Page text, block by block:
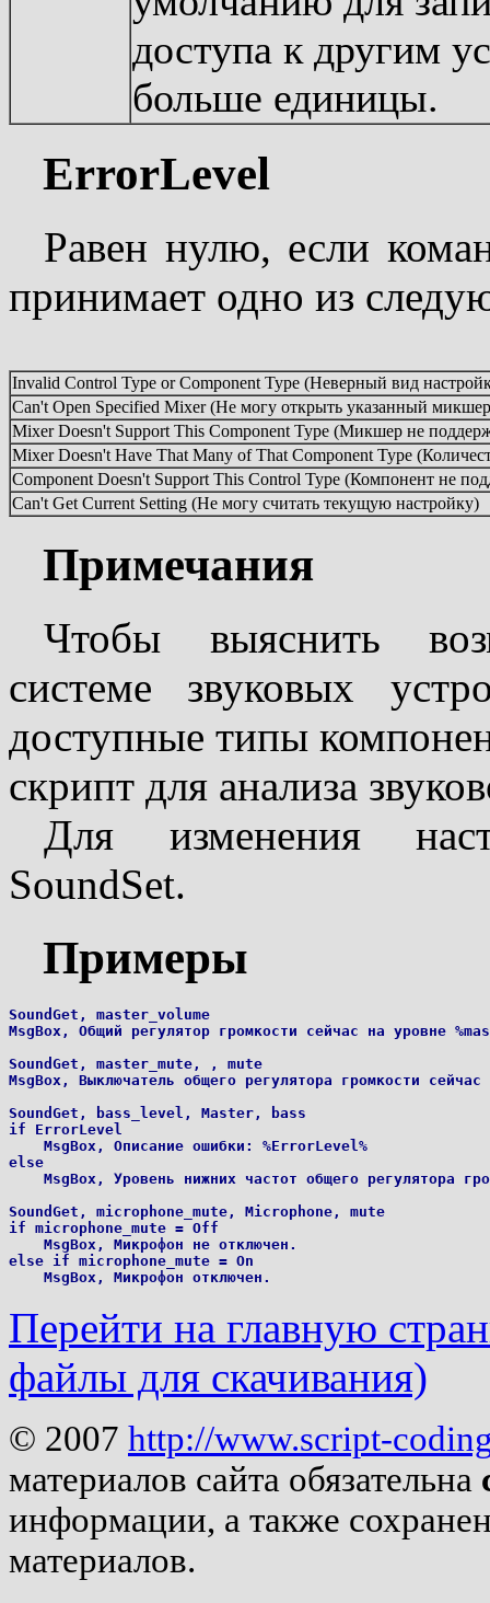
доступа к другим
больше единицы.
ErrorLevel
Равен нулю, если
принимает одно из
Invalid Control Type or Component Type (Неверный вид
Can't Open Specified Mixer (Не могу открыть указанный
Mixer Doesn't Support This Component Type (Микшер не
Mixer Doesn't Have That Many of That Component Type
Component Doesn't Support This Control Type (Компонент не
Can't Get Current Setting (Не могу считать текущую настройку)
Примечания
Чтобы выяснить
системе звуковых
доступные типы
скрипт для анализа
Для изменения
SoundSet.
Примеры
SoundGet, master_volume
MsgBox, Общий регулятор громкости сейчас на уровне
SoundGet, master_mute, , mute
MsgBox, Выключатель общего регулятора громкости сейчас
SoundGet, bass_level, Master, bass
if ErrorLevel
    MsgBox, Описание ошибки: %ErrorLevel%
else
MsgBox, Уровень нижних частот общего регулятора
SoundGet, microphone_mute, Microphone, mute
if microphone_mute = Off
    MsgBox, Микрофон не отключен.
else if microphone_mute = On
Перейти на главную
файлы для скачивания)
© 2007 http://www.script-
материалов сайта обязательна
информации, а также
материалов.